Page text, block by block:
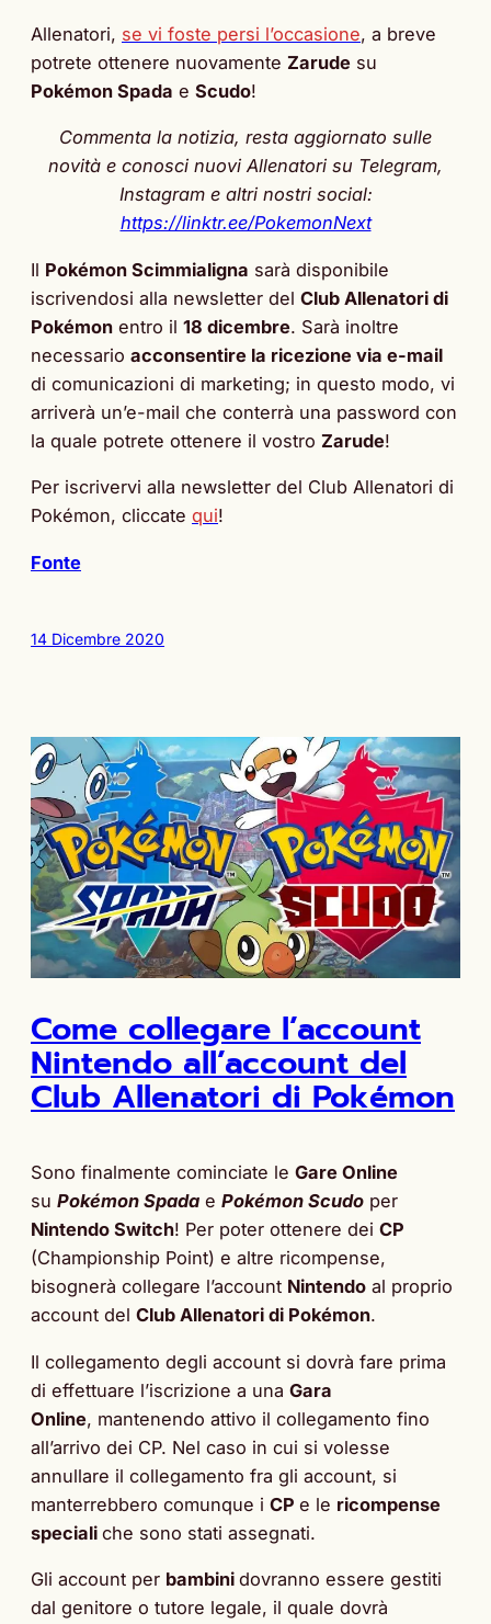
Allenatori, se vi foste persi l’occasione, a breve
potrete ottenere nuovamente Zarude su
Pokémon Spada e Scudo!
Commenta la notizia, resta aggiornato sulle
novità e conosci nuovi Allenatori su Telegram,
Instagram e altri nostri social:
https://linktr.ee/PokemonNext
Il Pokémon Scimmialigna sarà disponibile
iscrivendosi alla newsletter del Club Allenatori di
Pokémon entro il 18 dicembre. Sarà inoltre
necessario acconsentire la ricezione via e-mail
di comunicazioni di marketing; in questo modo, vi
arriverà un’e-mail che conterrà una password con
la quale potrete ottenere il vostro Zarude!
Per iscrivervi alla newsletter del Club Allenatori di
Pokémon, cliccate qui!
Fonte
14 Dicembre 2020
Come collegare l’account
Nintendo all’account del
Club Allenatori di Pokémon
Sono finalmente cominciate le Gare Online
su Pokémon Spada e Pokémon Scudo per
Nintendo Switch! Per poter ottenere dei CP
(Championship Point) e altre ricompense,
bisognerà collegare l’account Nintendo al proprio
account del Club Allenatori di Pokémon.
Il collegamento degli account si dovrà fare prima
di effettuare l’iscrizione a una Gara
Online, mantenendo attivo il collegamento fino
all’arrivo dei CP. Nel caso in cui si volesse
annullare il collegamento fra gli account, si
manterrebbero comunque i CP e le ricompense
speciali che sono stati assegnati.
Gli account per bambini dovranno essere gestiti
dal genitore o tutore legale, il quale dovrà